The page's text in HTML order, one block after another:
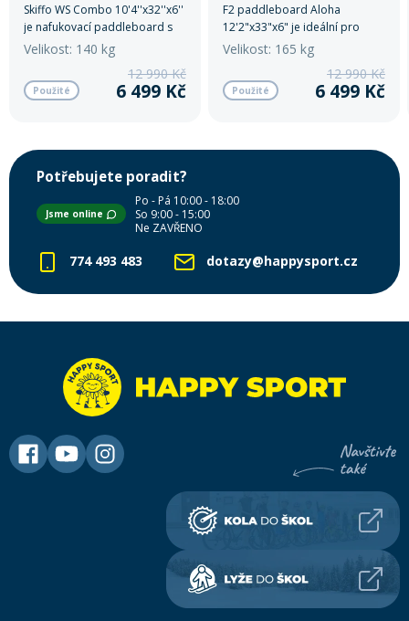
Skiffo WS Combo 10'4''x32''x6''
je nafukovací paddleboard s
nosností do 140 kg.
Velikost: 140 kg
Použité
12 990 Kč
6 499 Kč
F2 paddleboard Aloha
12'2"x33"x6" je ideální pro
zábavu i sportovní použití na
Velikost: 165 kg
Použité
12 990 Kč
6 499 Kč
Potřebujete poradit?
Jsme online
Po - Pá 10:00 - 18:00
So 9:00 - 15:00
Ne ZAVŘENO
774 493 483 dotazy@happysport.cz